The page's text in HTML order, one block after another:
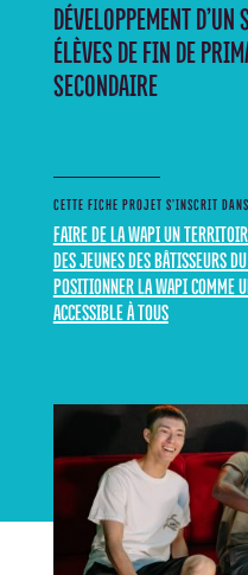
DÉVELOPPEMENT
ÉLÈVES DE FIN DE
SECONDAIRE
CETTE FICHE PROJET S’INSCRIT
FAIRE DE LA WAPI UN
DES JEUNES DES BÂTISSEURS
POSITIONNER LA WAPI COMME
ACCESSIBLE À TOUS